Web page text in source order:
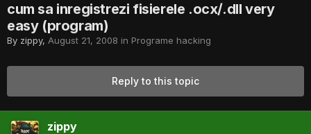
cum sa inregistrezi fisierele .ocx/.dll very
easy (program)
By zippy, August 21, 2008 in Programe hacking
Reply to this topic
zippy